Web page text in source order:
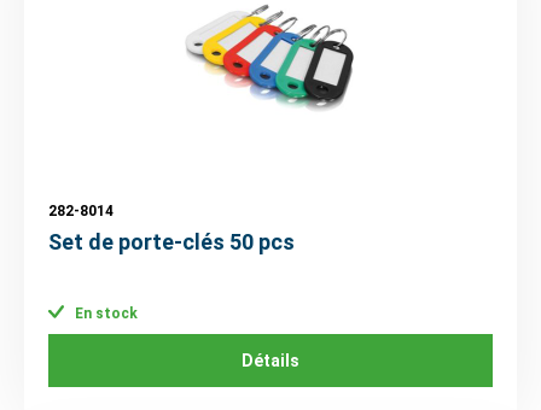
282-8014
Set de porte-clés 50 pcs
En stock
Détails